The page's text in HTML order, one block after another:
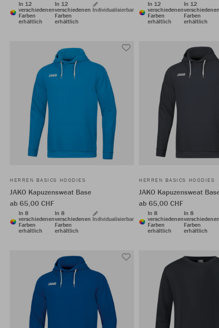
In 12
verschiedenen
Farben
erhältlich
In 12
verschiedenen
Farben
erhältlich
Individualisierbar
In 12
verschiedenen
Farben
erhältlich
In 12
Farben
erhältlich
HERREN BASICS HOODIES
JAKO Kapuzensweat Base
ab 65,00 CHF
In 8
verschiedenen
Farben
erhältlich
In 8
verschiedenen
Farben
erhältlich
Individualisierbar
HERREN BASICS HOODIES
JAKO Kapuzensweat
ab 65,00 CHF
In 8
verschiedenen
Farben
erhältlich
In 8
Farben
erhältlich